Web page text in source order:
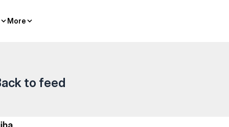
More
More — Gym
to feed